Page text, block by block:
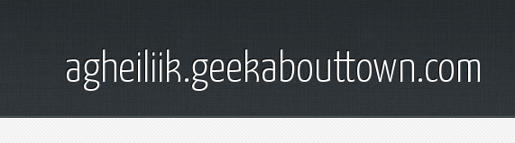
agheiliik.geekabouttown.com